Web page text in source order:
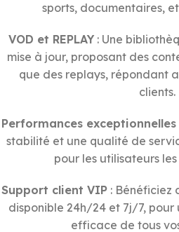
sports, documentaires,
VOD et REPLAY : Une
mise à jour, proposant des
que des replays, répondant
clients.
Performances exceptionnelles
stabilité et une qualité de
pour les utilisateurs
Support client VIP : Bénéficiez
disponible 24h/24 et 7j/7,
efficace de tous